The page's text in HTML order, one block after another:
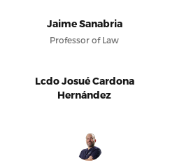
Jaime Sanabria
Professor of Law
Lcdo Josué Cardona
Hernández